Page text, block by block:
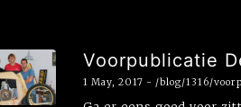
Voorpublicatie
1 May, 2017 - /blog/1316/